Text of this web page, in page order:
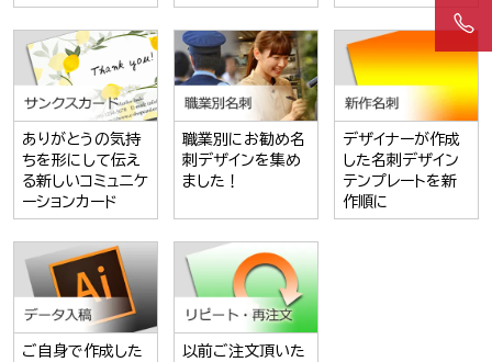
ありがとうの気持
ちを形にして伝え
る新しいコミュニケ
ーションカード
職業別にお勧め名
刺デザインを集め
ました！
デザイナーが作成
した名刺デザイン
テンプレートを新
作順に
ご自身で作成した
以前ご注文頂いた